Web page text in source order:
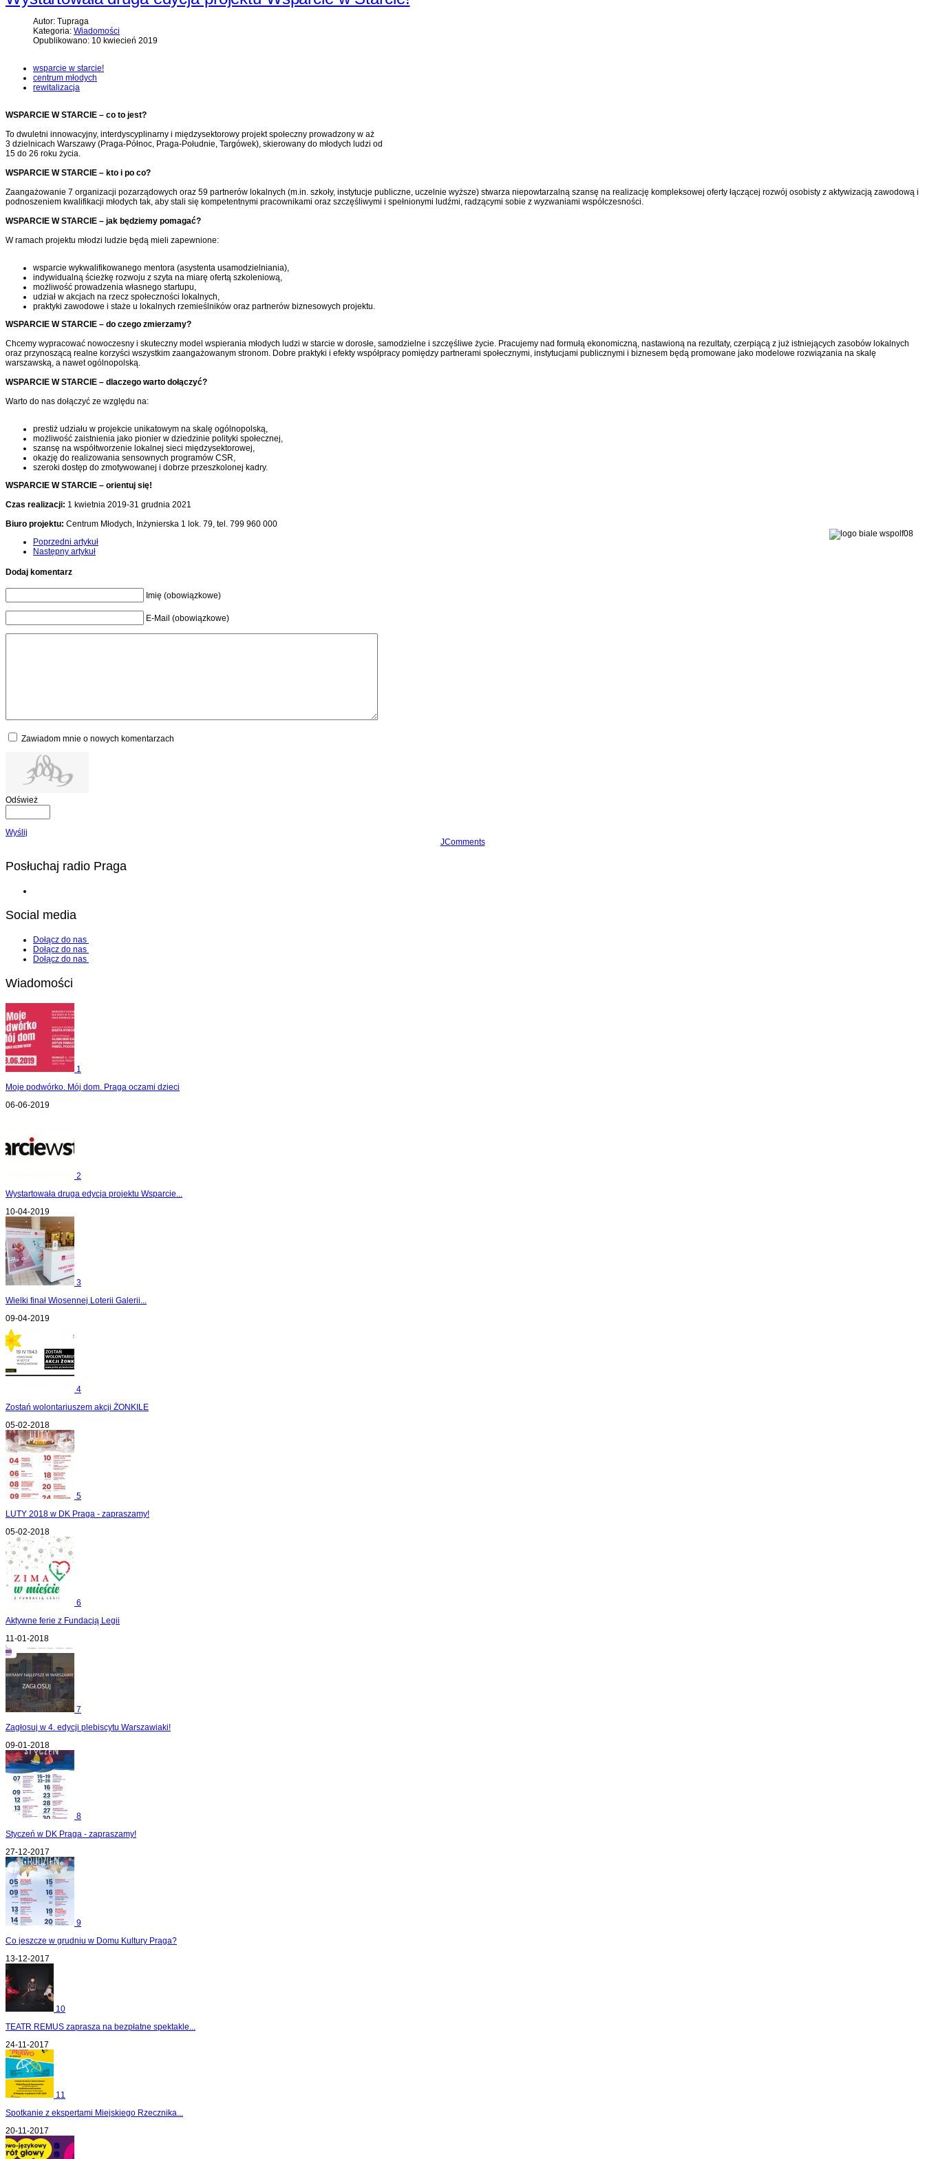
Autor: Tupraga
Kategoria: Wiadomości
Opublikowano: 10 kwiecień 2019
wsparcie w starcie!
centrum młodych
rewitalizacja
WSPARCIE W STARCIE – co to jest?
To dwuletni innowacyjny, interdyscyplinarny i międzysektorowy projekt społeczny prowadzony w aż
3 dzielnicach Warszawy (Praga-Północ, Praga-Południe, Targówek), skierowany do młodych ludzi od
15 do 26 roku życia.
WSPARCIE W STARCIE – kto i po co?
Zaangażowanie 7 organizacji pozarządowych oraz 59 partnerów lokalnych (m.in. szkoły, instytucje publiczne, uczelnie wyższe) stwarza niepowtarzalną szansę na realizację kompleksowej oferty łączącej rozwój osobisty z aktywizacją zawodową i
podnoszeniem kwalifikacji młodych tak, aby stali się kompetentnymi pracownikami oraz szczęśliwymi i spełnionymi ludźmi, radzącymi sobie z wyzwaniami współczesności.
WSPARCIE W STARCIE – jak będziemy pomagać?
W ramach projektu młodzi ludzie będą mieli zapewnione:
wsparcie wykwalifikowanego mentora (asystenta usamodzielniania),
indywidualną ścieżkę rozwoju z szyta na miarę ofertą szkoleniową,
możliwość prowadzenia własnego startupu,
udział w akcjach na rzecz społeczności lokalnych,
praktyki zawodowe i staże u lokalnych rzemieślników oraz partnerów biznesowych projektu.
WSPARCIE W STARCIE – do czego zmierzamy?
Chcemy wypracować nowoczesny i skuteczny model wspierania młodych ludzi w starcie w dorosłe, samodzielne i szczęśliwe życie. Pracujemy nad formułą ekonomiczną, nastawioną na rezultaty, czerpiącą z już istniejących zasobów lokalnych
oraz przynoszącą realne korzyści wszystkim zaangażowanym stronom. Dobre praktyki i efekty współpracy pomiędzy partnerami społecznymi, instytucjami publicznymi i biznesem będą promowane jako modelowe rozwiązania na skalę
warszawską, a nawet ogólnopolską.
WSPARCIE W STARCIE – dlaczego warto dołączyć?
Warto do nas dołączyć ze względu na:
prestiż udziału w projekcie unikatowym na skalę ogólnopolską,
możliwość zaistnienia jako pionier w dziedzinie polityki społecznej,
szansę na współtworzenie lokalnej sieci międzysektorowej,
okazję do realizowania sensownych programów CSR,
szeroki dostęp do zmotywowanej i dobrze przeszkolonej kadry.
WSPARCIE W STARCIE – orientuj się!
Czas realizacji: 1 kwietnia 2019-31 grudnia 2021
Biuro projektu: Centrum Młodych, Inżynierska 1 lok. 79, tel. 799 960 000
Poprzedni artykuł
Następny artykuł
Dodaj komentarz
Imię (obowiązkowe)
E-Mail (obowiązkowe)
Zawiadom mnie o nowych komentarzach
Odśwież
Wyślij
JComments
Posłuchaj radio Praga
Social media
Dołącz do nas
Dołącz do nas
Dołącz do nas
Wiadomości
1
Moje podwórko. Mój dom. Praga oczami dzieci
06-06-2019
2
Wystartowała druga edycja projektu Wsparcie...
10-04-2019
3
Wielki finał Wiosennej Loterii Galerii...
09-04-2019
4
Zostań wolontariuszem akcji ŻONKILE
05-02-2018
5
LUTY 2018 w DK Praga - zapraszamy!
05-02-2018
6
Aktywne ferie z Fundacją Legii
11-01-2018
7
Zagłosuj w 4. edycji plebiscytu Warszawiaki!
09-01-2018
8
Styczeń w DK Praga - zapraszamy!
27-12-2017
9
Co jeszcze w grudniu w Domu Kultury Praga?
13-12-2017
10
TEATR REMUS zaprasza na bezpłatne spektakle...
24-11-2017
11
Spotkanie z ekspertami Miejskiego Rzecznika...
20-11-2017